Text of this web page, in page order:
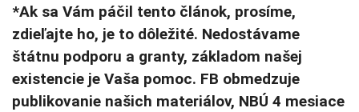
*Ak sa Vám páčil tento článok, prosíme,
zdieľajte ho, je to dôležité. Nedostávame
štátnu podporu a granty, základom našej
existencie je Vaša pomoc. FB obmedzuje
publikovanie našich materiálov, NBÚ 4 mesiace